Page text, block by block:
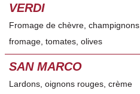
VERDI
Fromage de chèvre, champignons,
fromage, tomates, olives
SAN MARCO
Lardons, oignons rouges, crème